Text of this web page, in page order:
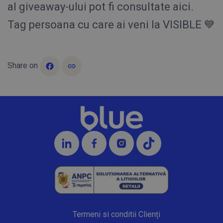
al giveaway-ului pot fi consultate aici.
Tag persoana cu care ai veni la VISIBLE 💙
Share on
Termeni si conditii Clienți